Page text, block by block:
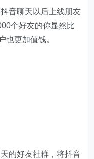
音聊天以后上线朋友
个好友的你显然比
也更加值钱。
的好友社群，将抖音